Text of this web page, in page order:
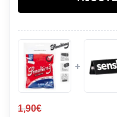
+
1,90€